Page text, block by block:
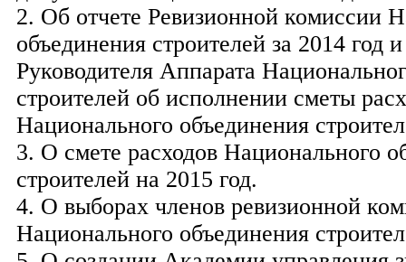
2. Об отчете Ревизионной комиссии
объединения строителей за 2014 год
Руководителя Аппарата
строителей об исполнении сметы
Национального объединения
3. О смете расходов Национального
строителей на 2015 год.
4. О выборах членов ревизионной
Национального объединения